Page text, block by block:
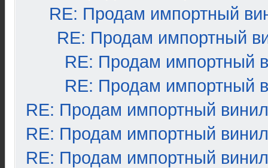
RE: Продам импортный
RE: Продам импортный
RE: Продам импортный
RE: Продам импортный
RE: Продам импортный винил
RE: Продам импортный винил
RE: Продам импортный винил